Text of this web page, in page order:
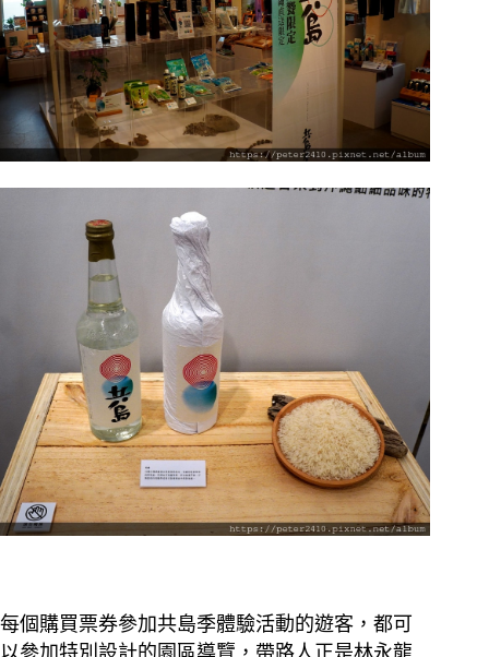
每個購買票券參加共島季體驗活動的遊客，都可
以參加特別設計的園區導覽，帶路人正是林永龍